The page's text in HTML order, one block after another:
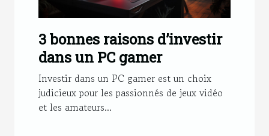
3 bonnes raisons d’investir
dans un PC gamer
Investir dans un PC gamer est un choix
judicieux pour les passionnés de jeux vidéo
et les amateurs...